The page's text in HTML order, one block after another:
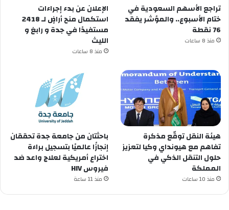
تراجع الأسهم السعودية في
ختام الأسبوع.. والمؤشر يفقد
76 نقطة
منذ 8 ساعات
الإعلان عن ‏بدء إجراءات
استكمال منح أراضٍ لـ 2418
مستفيدًا في ⁧‫جدة‬⁩ و ⁧‫رابغ‬⁩ و
منذ 8 ساعات
هيئة النقل توقّع مذكرة
تفاهم مع هيونداي وكيا لتعزيز
حلول التنقل الذكي في
المملكة
منذ 10 ساعات
باحثتان من جامعة جدة تحققان
إنجازًا عالميًا بتسجيل براءة
اختراع أمريكية لعلاج واعد ضد
فيروس HIV
منذ 11 ساعة